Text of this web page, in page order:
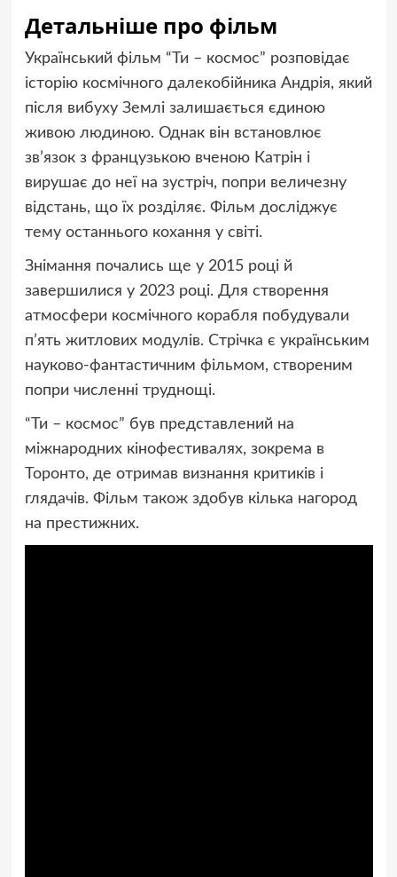
Детальніше про фільм
Український фільм “Ти – космос” розповідає
історію космічного далекобійника Андрія, який
після вибуху Землі залишається єдиною
живою людиною. Однак він встановлює
зв’язок з французькою вченою Катрін і
вирушає до неї на зустріч, попри величезну
відстань, що їх розділяє. Фільм досліджує
тему останнього кохання у світі.
Знімання почались ще у 2015 році й
завершилися у 2023 році. Для створення
атмосфери космічного корабля побудували
п’ять житлових модулів. Стрічка є українським
науково-фантастичним фільмом, створеним
попри численні труднощі.
“Ти – космос” був представлений на
міжнародних кінофестивалях, зокрема в
Торонто, де отримав визнання критиків і
глядачів. Фільм також здобув кілька нагород
на престижних.